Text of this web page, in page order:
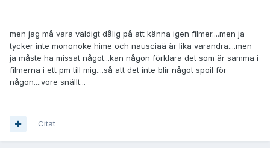
men jag må vara väldigt dålig på att känna igen filmer....men ja
tycker inte mononoke hime och nausciaä är lika varandra....men
ja måste ha missat något...kan någon förklara det som är samma i
filmerna i ett pm till mig....så att det inte blir något spoil för
någon....vore snällt...
Citat